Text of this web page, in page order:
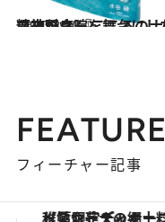
2020.3.30
精神科病院を舞台にしたコミック 『こころのナース夜野さん』
カルチャー
FEATURE
フィーチャー記事